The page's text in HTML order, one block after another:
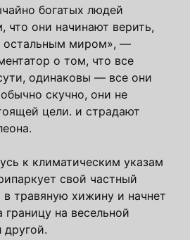
богатых людей
что они начинают верить,
остальным миром», —
о том, что все
одинаковы — все они
скучно, они не
цели. и страдают
к климатическим указам
свой частный
в травяную хижину и начнет
границу на весельной